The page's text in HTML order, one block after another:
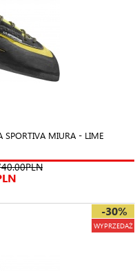
SPORTIVA MIURA - LIME
-30%
WYPRZEDAŻ